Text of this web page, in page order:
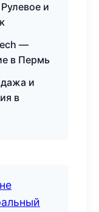
и
—
в Пермь
и
в